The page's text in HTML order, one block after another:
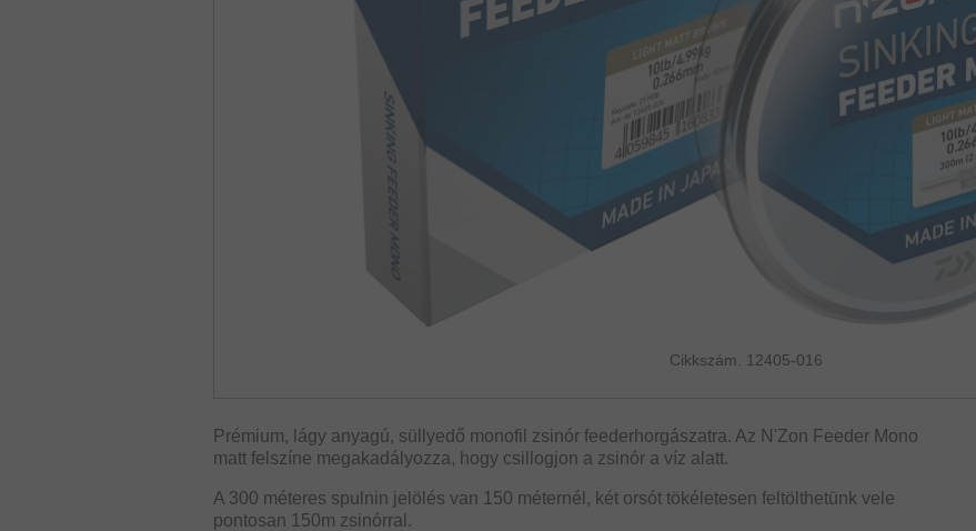
Cikkszám. 12405-016
Prémium, lágy anyagú, süllyedő monofil zsinór feederhorgászatra. Az N'Zon Feeder Mono
matt felszíne megakadályozza, hogy csillogjon a zsinór a víz alatt.
A 300 méteres spulnin jelölés van 150 méternél, két orsót tökéletesen feltölthetünk vele
pontosan 150m zsinórral.